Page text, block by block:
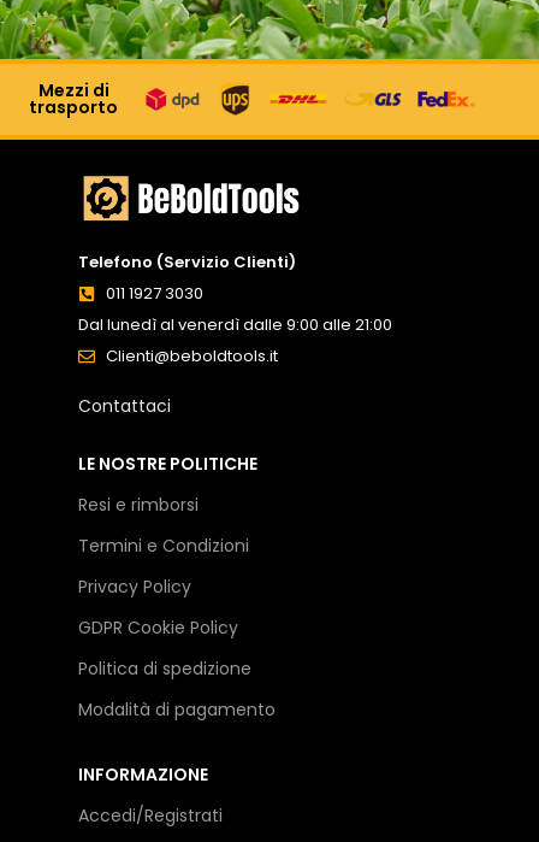
Mezzi di
trasporto
Telefono (Servizio Clienti)
011 1927 3030
Dal lunedì al venerdì dalle 9:00 alle 21:00
Clienti@beboldtools.it
Contattaci
LE NOSTRE POLITICHE
Resi e rimborsi
Termini e Condizioni
Privacy Policy
GDPR Cookie Policy
Politica di spedizione
Modalità di pagamento
INFORMAZIONE
Accedi/Registrati